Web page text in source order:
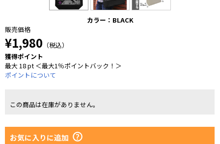
カラー：BLACK
販売価格
¥1,980 （税込）
獲得ポイント
最大 18 pt ＜最大1％ポイントバック！＞
ポイントについて
この商品は在庫がありません。
お気に入りに追加